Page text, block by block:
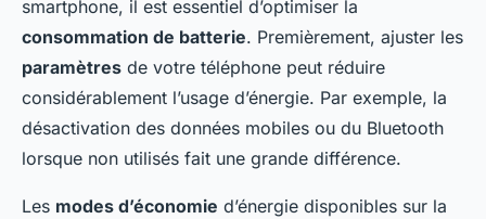
smartphone, il est essentiel d’optimiser la
consommation de batterie. Premièrement, ajuster les
paramètres de votre téléphone peut réduire
considérablement l’usage d’énergie. Par exemple, la
désactivation des données mobiles ou du Bluetooth
lorsque non utilisés fait une grande différence.
Les modes d’économie d’énergie disponibles sur la